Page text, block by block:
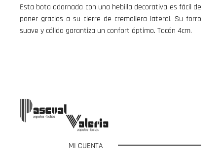
Esta bota adornada con una hebilla decorativa es fácil de
poner gracias a su cierre de cremallera lateral. Su forro
suave y cálido garantiza un confort óptimo. Tacón 4cm.
MI CUENTA